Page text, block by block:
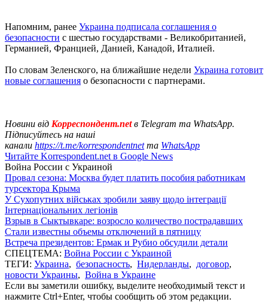
Напомним, ранее Украина подписала соглашения о
безопасности с шестью государствами - Великобританией,
Германией, Францией, Данией, Канадой, Италией.
По словам Зеленского, на ближайшие недели Украина готовит
новые соглашения о безопасности с партнерами.
Новини від Корреспондент.netв Telegram та WhatsApp.
Підписуйтесь на наші
канали https://t.me/korrespondentnetта WhatsApp
Читайте Korrespondent.net в Google News
Война России с Украиной
Провал сезона: Москва будет платить пособия работникам
турсектора Крыма
У Сухопутних військах зробили заяву щодо інтеграції
Інтернаціональних легіонів
Взрыв в Сыктывкаре: возросло количество пострадавших
Стали известны объемы отключений в пятницу
Встреча президентов: Ермак и Рубио обсудили детали
СПЕЦТЕМА: Война России с Украиной
ТЕГИ: Украина, безопасность, Нидерланды, договор,
новости Украины, Война в Украине
Если вы заметили ошибку, выделите необходимый текст и
нажмите Ctrl+Enter, чтобы сообщить об этом редакции.